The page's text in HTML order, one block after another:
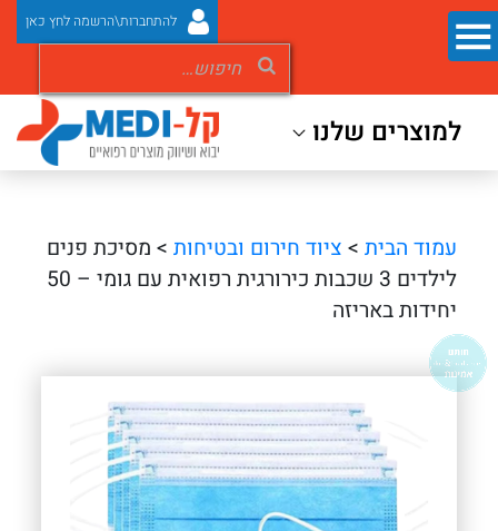
להתחברות\הרשמה לחץ כאן
למוצרים שלנו
עמוד הבית > ציוד חירום ובטיחות > מסיכת פנים
לילדים 3 שכבות כירורגית רפואית עם גומי – 50
יחידות באריזה